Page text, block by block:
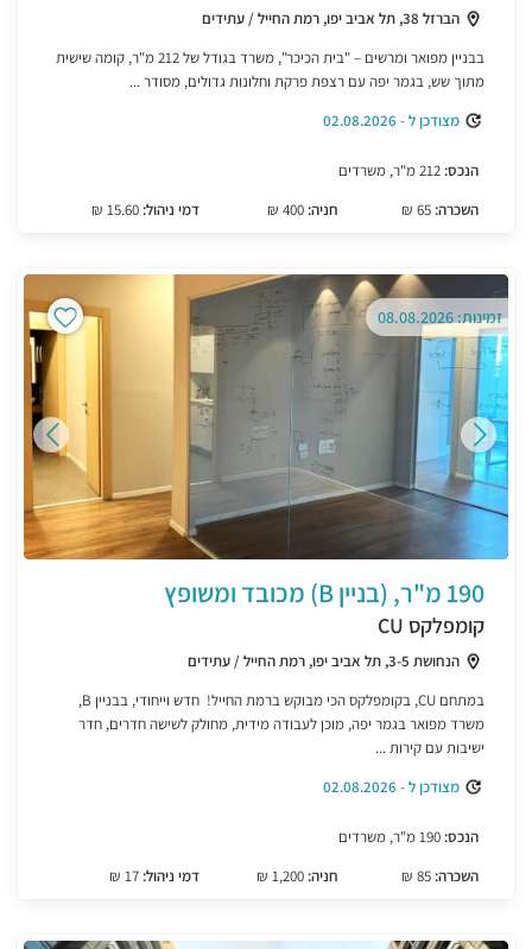
הברזל 38, תל אביב יפו, רמת החייל / עתידים
בבניין מפואר ומרשים – "בית הכיכר", משרד בגודל של 212 מ"ר, קומה שישית
מתוך שש, בגמר יפה עם רצפת פרקת וחלונות גדולים, מסודר ...
מצודכן ל - 02.08.2026
הנכס:
השכרה:
חניה: דמי ניהול: 15.60 ₪
זמינות: 08.08.2026
190 מ"ר, (בניין B) מכובד ומשופץ
קומפלקס CU
הנחושת 3-5, תל אביב יפו, רמת החייל / עתידים
במתחם CU, בקומפלקס הכי מבוקש ברמת החייל! חדש וייחודי, בבניין B,
משרד מפואר בגמר יפה, מוכן לעבודה מידית, מחולק לשישה חדרים, חדר
ישיבות עם קירות ...
מצודכן ל - 02.08.2026
הנכס:
השכרה:
חניה: דמי ניהול: 17 ₪